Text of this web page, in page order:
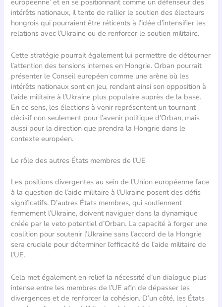
intérêts nationaux, il tente de rallier le soutien des électeurs
hongrois qui pourraient être réticents à l’idée d’intensifier les
relations avec l’Ukraine ou de renforcer le soutien militaire.
Cette stratégie pourrait également lui permettre de détourner
l’attention des tensions internes en Hongrie. Orban pourrait
présenter le Conseil européen comme une arène où les
intérêts nationaux sont en jeu, rendant ainsi son opposition à
l’aide militaire à l’Ukraine plus populaire auprès de la base.
En ce sens, les élections à venir représentent un tournant
décisif non seulement pour l’avenir politique d’Orban, mais
aussi pour la direction que prendra la Hongrie dans le
contexte européen.
Le rôle des autres États membres de l’UE
Les positions divergentes au sein de l’Union européenne face
à la question de l’aide militaire à l’Ukraine posent des défis
significatifs. D’autres États membres, qui soutiennent
fermement l’Ukraine, doivent naviguer dans la dynamique
créée par le veto potentiel d’Orban. La capacité à forger une
coalition pour soutenir l’Ukraine sans l’accord de la Hongrie
sera cruciale pour déterminer l’efficacité de l’aide militaire de
l’UE.
Cela met également en relief la nécessité d’un dialogue plus
intense entre les membres de l’UE afin de dépasser les
divergences et de renforcer la cohésion. D’un côté, les États